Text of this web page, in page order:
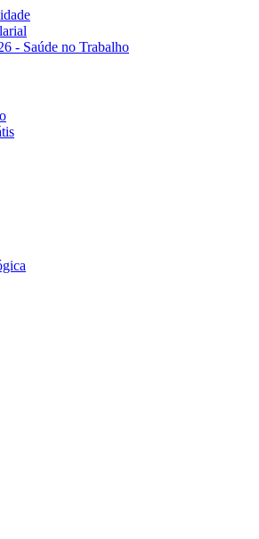
- Saúde no Trabalho